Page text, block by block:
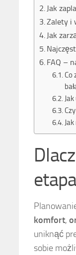
Jak
Zalety i
Jak
FAQ –
Co
komfort,
uniknąć
sobie